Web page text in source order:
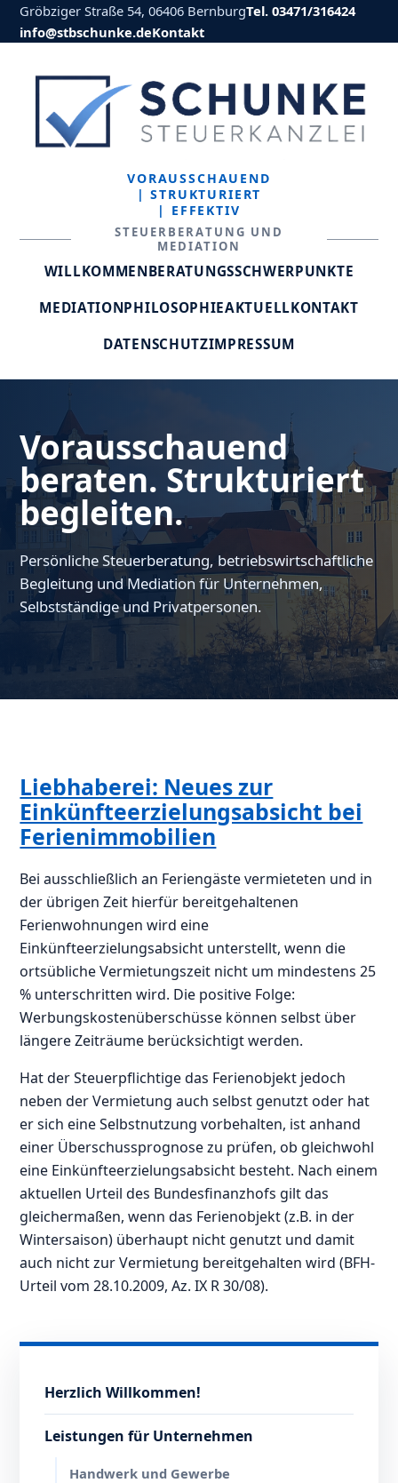
Gröbziger Straße 54, 06406 BernburgTel. 03471/316424
info@stbschunke.deKontakt
VORAUSSCHAUEND
| STRUKTURIERT
| EFFEKTIV
STEUERBERATUNG UND
MEDIATION
WILLKOMMENBERATUNGSSCHWERPUNKTE
MEDIATIONPHILOSOPHIEAKTUELLKONTAKT
DATENSCHUTZIMPRESSUM
Vorausschauend
beraten. Strukturiert
begleiten.
Persönliche Steuerberatung, betriebswirtschaftliche
Begleitung und Mediation für Unternehmen,
Selbstständige und Privatpersonen.
Liebhaberei: Neues zur
Einkünfteerzielungsabsicht bei
Ferienimmobilien
Bei ausschließlich an Feriengäste vermieteten und in
der übrigen Zeit hierfür bereitgehaltenen
Ferienwohnungen wird eine
Einkünfteerzielungsabsicht unterstellt, wenn die
ortsübliche Vermietungszeit nicht um mindestens 25
% unterschritten wird. Die positive Folge:
Werbungskostenüberschüsse können selbst über
längere Zeiträume berücksichtigt werden.
Hat der Steuerpflichtige das Ferienobjekt jedoch
neben der Vermietung auch selbst genutzt oder hat
er sich eine Selbstnutzung vorbehalten, ist anhand
einer Überschussprognose zu prüfen, ob gleichwohl
eine Einkünfteerzielungsabsicht besteht. Nach einem
aktuellen Urteil des Bundesfinanzhofs gilt das
gleichermaßen, wenn das Ferienobjekt (z.B. in der
Wintersaison) überhaupt nicht genutzt und damit
auch nicht zur Vermietung bereitgehalten wird (BFH-
Urteil vom 28.10.2009, Az. IX R 30/08).
Herzlich Willkommen!
Leistungen für Unternehmen
Handwerk und Gewerbe